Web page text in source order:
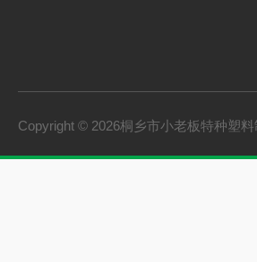
Copyright © 2026桐乡市小老板特种塑